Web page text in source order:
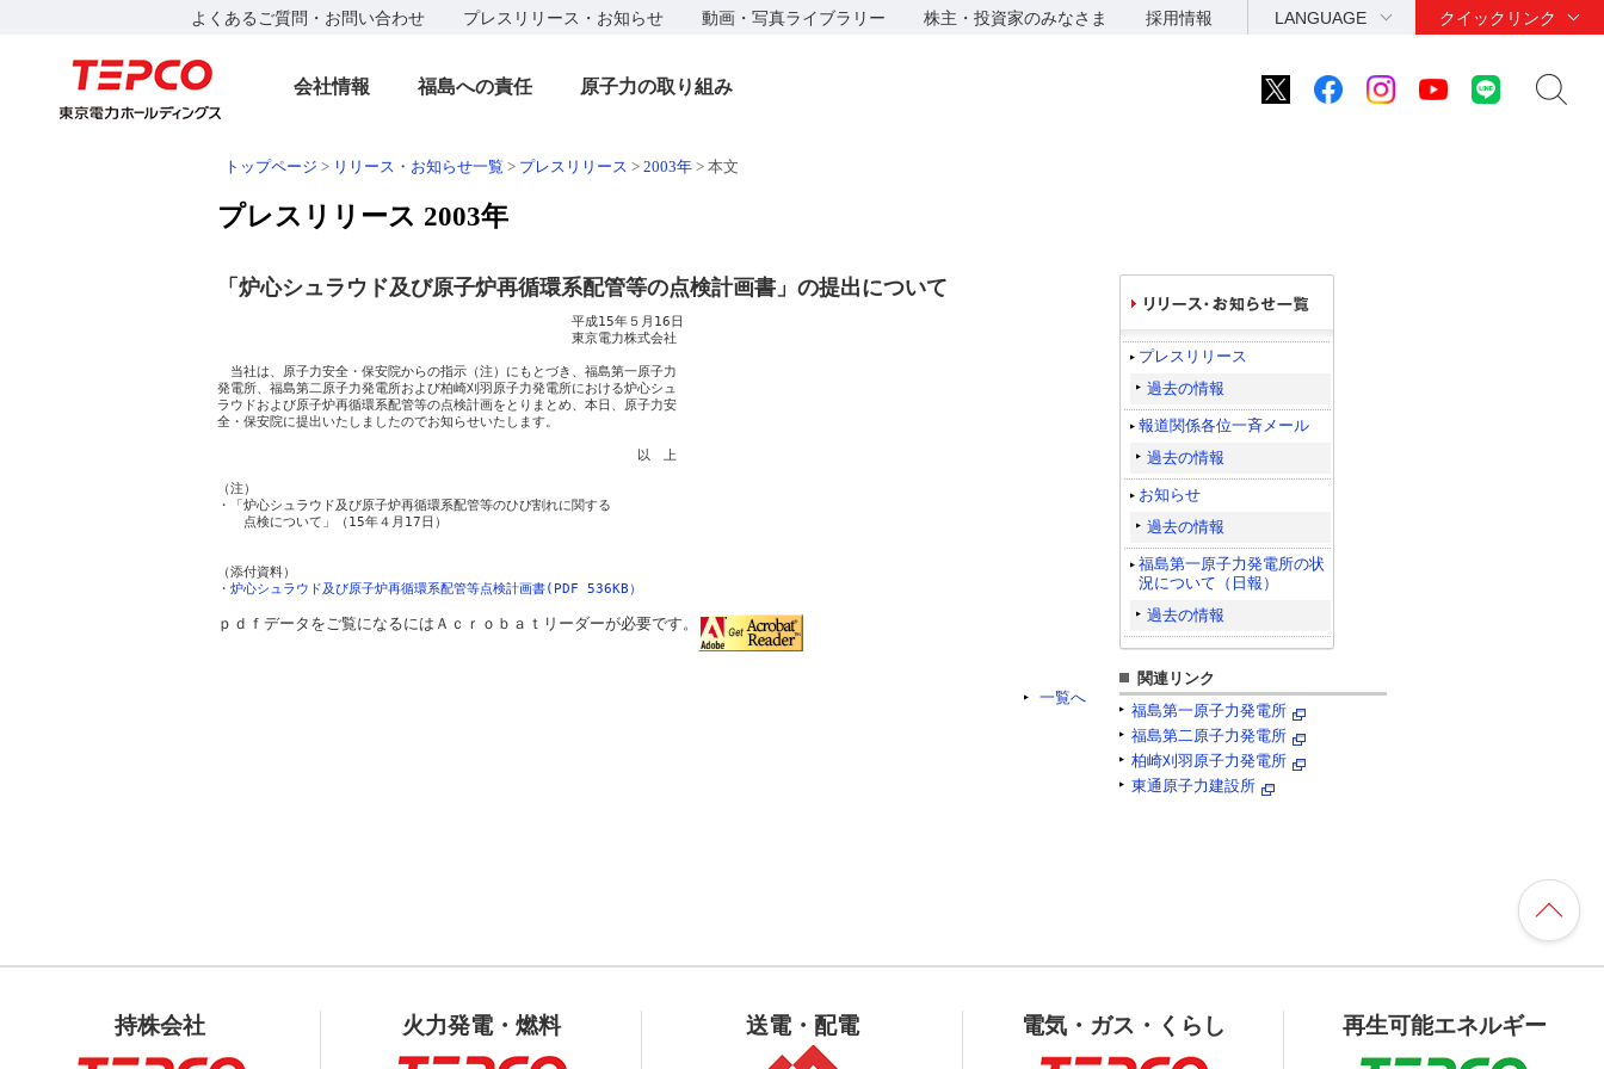
よくあるご質問・お問い合わせ プレスリリース・お知らせ 動画・写真ライブラリー 株主・投資家のみなさま 採用情報 LANGUAGE クイックリンク
会社情報 福島への責任 原子力の取り組み
トップページ > リリース・お知らせ一覧 > プレスリリース > 2003年 > 本文
プレスリリース 2003年
「炉心シュラウド及び原子炉再循環系配管等の点検計画書」の提出について
平成15年５月16日
東京電力株式会社
当社は、原子力安全・保安院からの指示（注）にもとづき、福島第一原子力
発電所、福島第二原子力発電所および柏崎刈羽原子力発電所における炉心シュ
ラウドおよび原子炉再循環系配管等の点検計画をとりまとめ、本日、原子力安
全・保安院に提出いたしましたのでお知らせいたします。
以　上
（注）
・「炉心シュラウド及び原子炉再循環系配管等のひび割れに関する
点検について」（15年４月17日）
（添付資料）
・ 炉心シュラウド及び原子炉再循環系配管等点検計画書(PDF 536KB）
ｐｄｆデータをご覧になるにはＡｃｒｏｂａｔリーダーが必要です。
一覧へ
プレスリリース
過去の情報
報道関係各位一斉メール
過去の情報
お知らせ
過去の情報
福島第一原子力発電所の状
況について（日報）
過去の情報
関連リンク
福島第一原子力発電所
福島第二原子力発電所
柏崎刈羽原子力発電所
東通原子力建設所
持株会社 火力発電・燃料 送電・配電 電気・ガス・くらし 再生可能エネルギー